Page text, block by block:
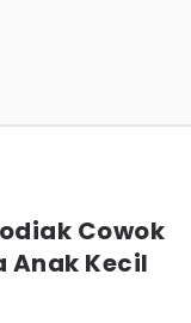
Cowok
Anak Kecil